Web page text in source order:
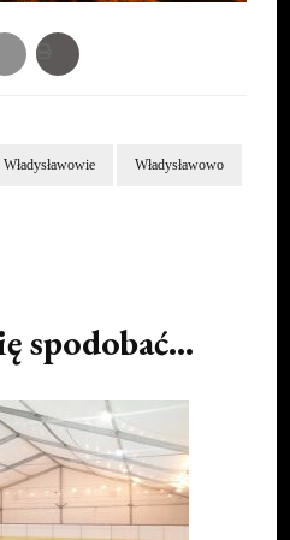
Władysławowo
spodobać...